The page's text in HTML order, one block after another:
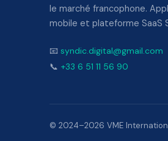
le marché francophone.
mobile et plateforme SaaS
📧 syndic.digital@gmail.com
📞 +33 6 51 11 56 90
© 2024–2026 VME